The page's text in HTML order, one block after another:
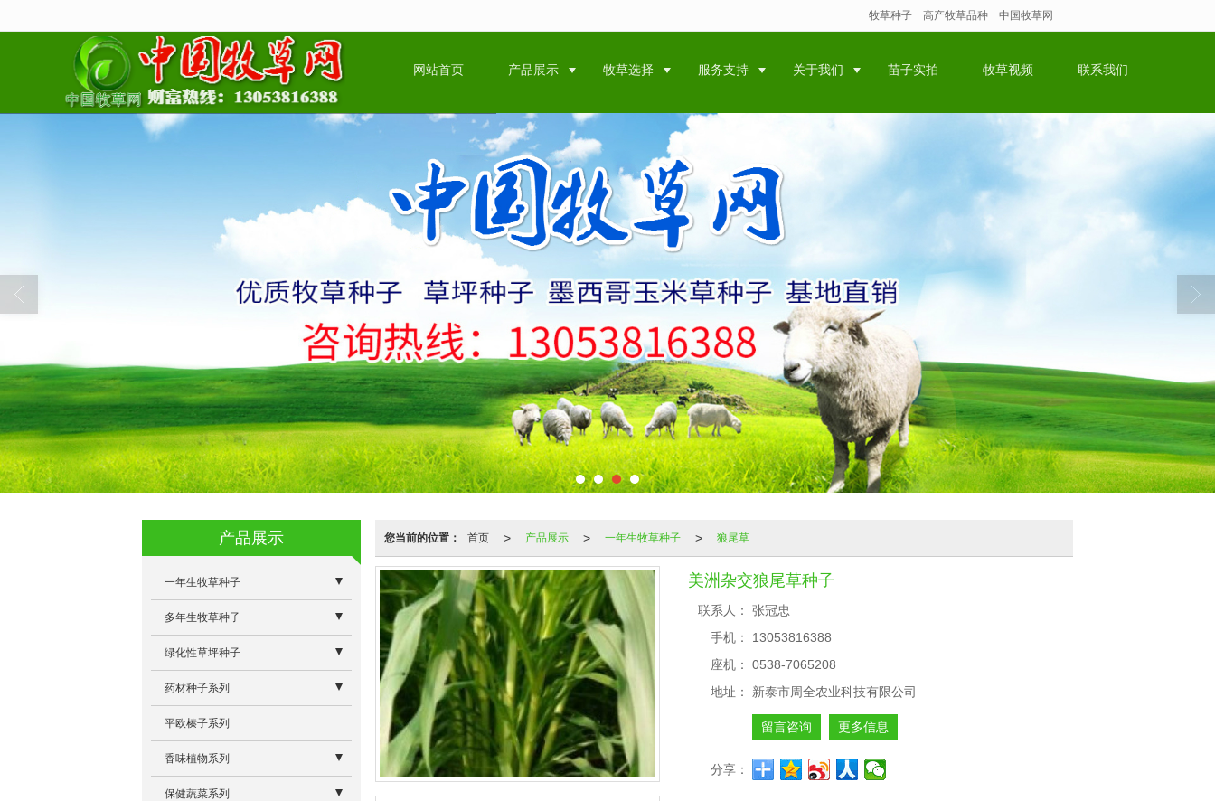
牧草种子 高产牧草品种 中国牧草网
网站首页 产品展示 牧草选择 服务支持 关于我们 苗子实拍 牧草视频 联系我们
您当前的位置： 首页 > 产品展示 > 一年生牧草种子 > 狼尾草
美洲杂交狼尾草种子
联系人：
张冠忠
手机：
13053816388
座机：
0538-7065208
地址：
新泰市周全农业科技有限公司
留言咨询 更多信息
分享：
产品展示
一年生牧草种子
- 蛋白桑
- 特高四倍体黑麦草
- 墨西哥玉米草优12
- 冬牧70黑麦草
- 朝牧一号稗子
- 籽粒苋R104
多年生牧草种子
- 牧草专用除草剂系列
- 意大利多年生黑麦草
- 雅晴多年生黑麦草
- 维多利亚苜蓿
- 奥利维亚菊苣
绿化性草坪种子
- 景观型狼尾草
- 白三叶
- 高羊茅
- 早熟禾
药材种子系列
- 板蓝根除草剂
- 板蓝根大青叶
平欧榛子系列
香味植物系列
- 驱蚊草
保健蔬菜系列